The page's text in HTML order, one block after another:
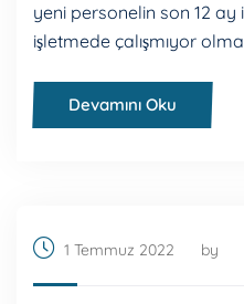
yeni personelin son 12 ay
işletmede çalışmıyor
Devamını Oku
1 Temmuz 2022 by